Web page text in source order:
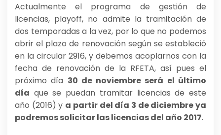
Actualmente el programa de gestión de
licencias, playoff, no admite la tramitación de
dos temporadas a la vez, por lo que no podemos
abrir el plazo de renovación según se estableció
en la circular 2916, y debemos acoplarnos con la
fecha de renovación de la RFETA, así pues el
próximo día 30 de noviembre será el último
día que se puedan tramitar licencias de este
año (2016) y a partir del día 3 de diciembre ya
podremos solicitar las licencias del año 2017.